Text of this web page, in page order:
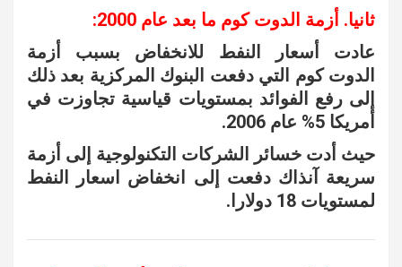
ثانيا. أزمة الدوت كوم ما بعد عام 2000:
عادت أسعار النفط للانخفاض بسبب أزمة
الدوت كوم التي دفعت البنوك المركزية بعد ذلك
إلى رفع الفوائد بمستويات قياسية تجاوزت في
أمريكا 5% عام 2006.
حيث أدت خسائر الشركات التكنولوجية إلى أزمة
سريعة آنذاك دفعت إلى انخفاض اسعار النفط
لمستويات 18 دولارا.